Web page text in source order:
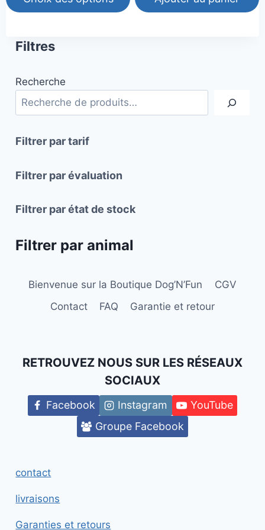
variations.
Les
options
être
sur
page
produit
Filtres
Recherche
Filtrer par tarif
Filtrer par évaluation
Filtrer par état de stock
Filtrer par animal
Bienvenue sur la Boutique Dog’N’Fun
CGV
Contact
FAQ Garantie et retour
RETROUVEZ NOUS SUR LES RÉSEAUX
SOCIAUX
Facebook Instagram
YouTube
Groupe Facebook
contact
livraisons
Garanties et retours